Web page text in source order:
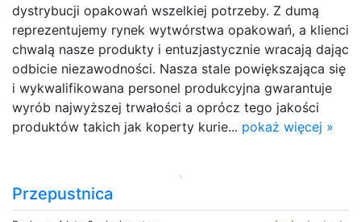
dystrybucji opakowań wszelkiej potrzeby. Z dumą
reprezentujemy rynek wytwórstwa opakowań, a klienci
chwalą nasze produkty i entuzjastycznie wracają dając
odbicie niezawodności. Nasza stale powiększająca się
i wykwalifikowana personel produkcyjna gwarantuje
wyrób najwyższej trwałości a oprócz tego jakości
produktów takich jak koperty kurie... pokaż więcej »
Przepustnica